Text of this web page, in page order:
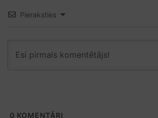
Pieraksties
0 KOMENTĀRI